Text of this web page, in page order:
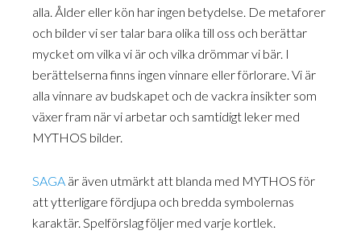
alla. Ålder eller kön har ingen betydelse. De metaforer
och bilder vi ser talar bara olika till oss och berättar
mycket om vilka vi är och vilka drömmar vi bär. I
berättelserna finns ingen vinnare eller förlorare. Vi är
alla vinnare av budskapet och de vackra insikter som
växer fram när vi arbetar och samtidigt leker med
MYTHOS bilder.
SAGA är även utmärkt att blanda med MYTHOS för
att ytterligare fördjupa och bredda symbolernas
karaktär. Spelförslag följer med varje kortlek.